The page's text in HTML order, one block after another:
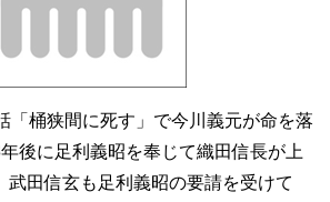
「桶狭間に死す」で今川義元が命を落
後に足利義昭を奉じて織田信長が上
武田信玄も足利義昭の要請を受けて